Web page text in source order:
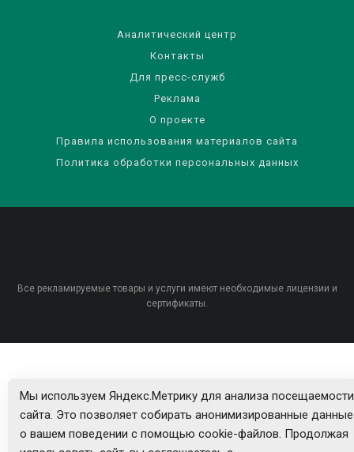
Аналитический центр
Контакты
Для пресс-служб
Реклама
О проекте
Правила использования материалов сайта
Политика обработки персональных данных
Все рекламируемые товары и услуги имеют необходимые лицензии и
сертификаты.
Мы используем Яндекс.Метрику для анализа посещаемости
сайта. Это позволяет собирать анонимизированные данные
о вашем поведении с помощью cookie-файлов. Продолжая